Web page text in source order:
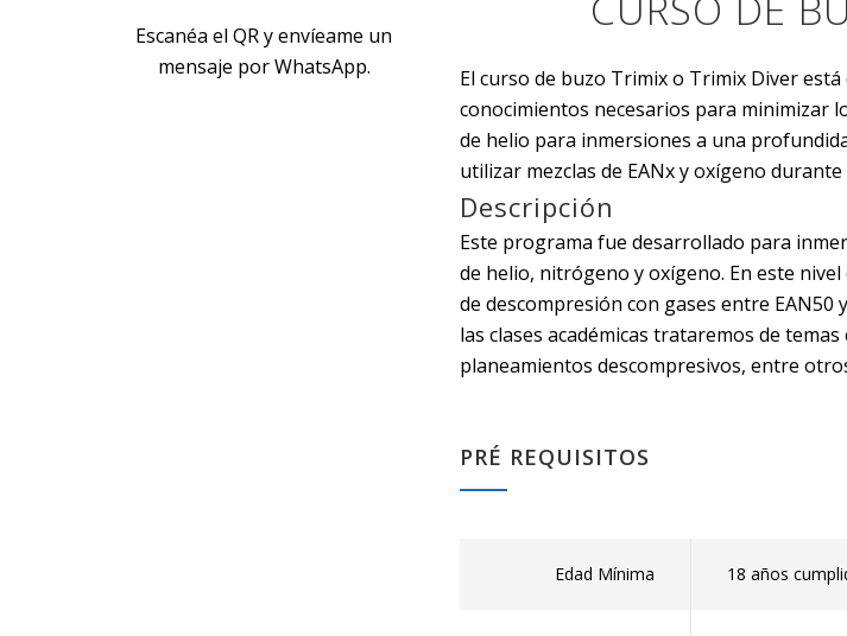
Escanéa el QR y envíeame un
mensaje por WhatsApp.
El curso de buzo Trimix o Trimix Diver
conocimientos necesarios para minimizar
de helio para inmersiones a una
utilizar mezclas de EANx y oxígeno
Descripción
Este programa fue desarrollado para
de helio, nitrógeno y oxígeno. En este
de descompresión con gases entre
las clases académicas trataremos de
planeamientos descompresivos, entre
PRÉ REQUISITOS
Edad Mínima 18 años